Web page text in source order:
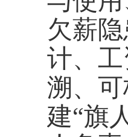
欠薪
计、
溯、
建“旗